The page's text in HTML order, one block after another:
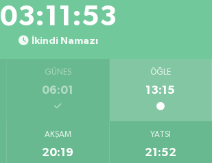
03:11:52
İkindi Namazı
GÜNEŞ
06:01
ÖĞLE
13:15
AKŞAM
20:19
YATSI
21:52